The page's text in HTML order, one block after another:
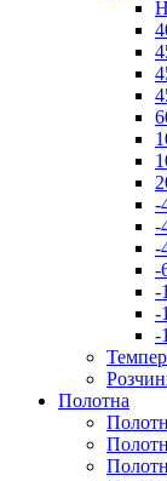
-
-
-
-
-
-
-
Полотна